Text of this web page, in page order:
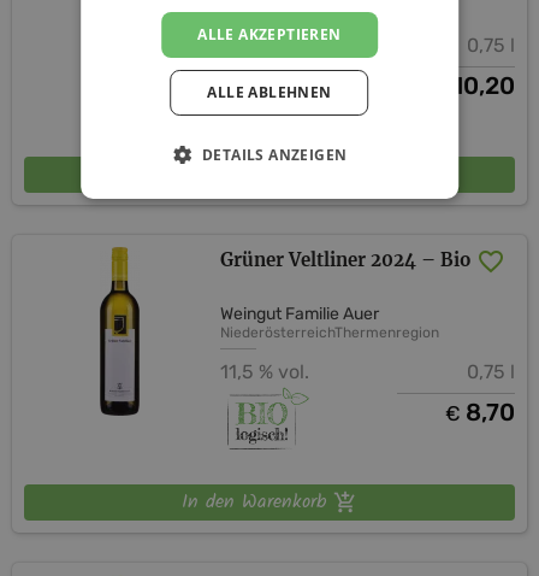
11,5 % vol. 0,75 l
10,20
Grüner Veltliner 2024 – Bio
Weingut Familie Auer
NiederösterreichThermenregion
11,5 % vol. 0,75 l
€ 8,70
In den Warenkorb
ALLE AKZEPTIEREN
ALLE ABLEHNEN
DETAILS ANZEIGEN